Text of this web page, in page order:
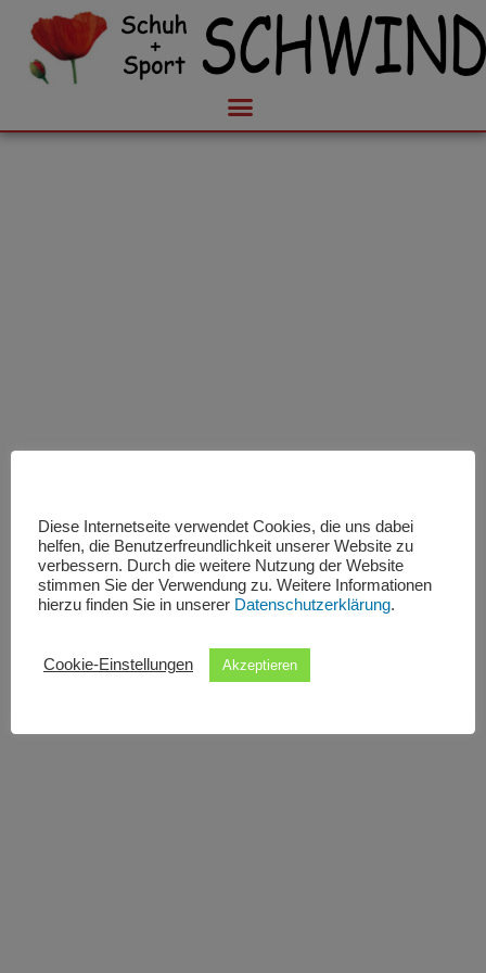
Diese Internetseite verwendet Cookies, die uns dabei
helfen, die Benutzerfreundlichkeit unserer Website zu
verbessern. Durch die weitere Nutzung der Website
stimmen Sie der Verwendung zu. Weitere Informationen
hierzu finden Sie in unserer Datenschutzerklärung.
Cookie-Einstellungen Akzeptieren